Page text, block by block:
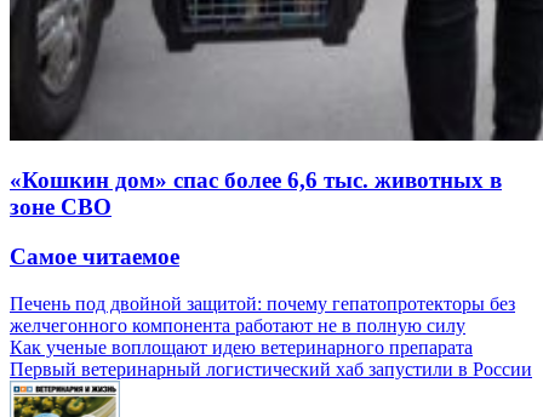
«Кошкин дом» спас более 6,6 тыс. животных в
зоне СВО
Самое читаемое
Печень под двойной защитой: почему гепатопротекторы без
желчегонного компонента работают не в полную силу
Как ученые воплощают идею ветеринарного препарата
Первый ветеринарный логистический хаб запустили в России